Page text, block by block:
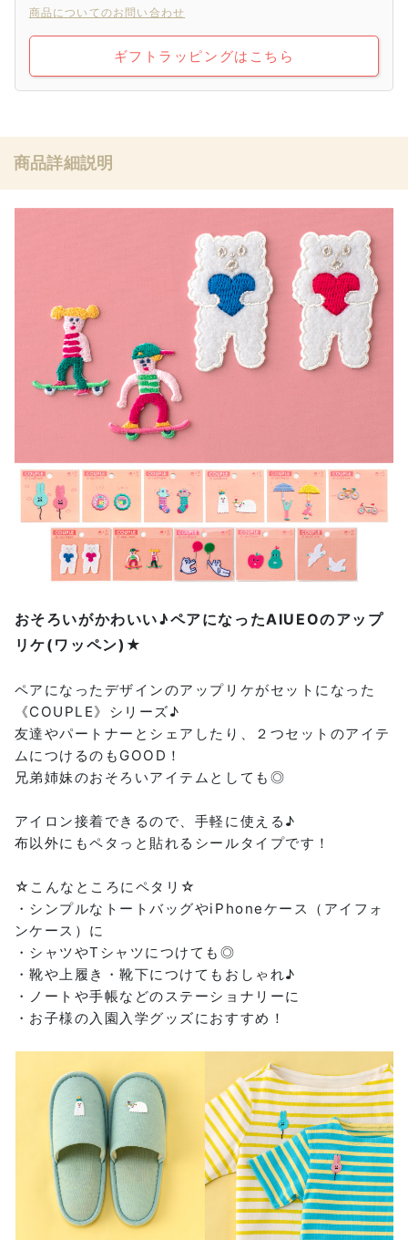
商品についてのお問い合わせ
ギフトラッピングはこちら
商品詳細説明
おそろいがかわいい♪ペアになったAIUEOのアップ
リケ(ワッペン)★
ペアになったデザインのアップリケがセットになった
《COUPLE》シリーズ♪
友達やパートナーとシェアしたり、２つセットのアイテ
ムにつけるのもGOOD！
兄弟姉妹のおそろいアイテムとしても◎
アイロン接着できるので、手軽に使える♪
布以外にもペタっと貼れるシールタイプです！
☆こんなところにペタリ☆
・シンプルなトートバッグやiPhoneケース（アイフォ
ンケース）に
・シャツやTシャツにつけても◎
・靴や上履き・靴下につけてもおしゃれ♪
・ノートや手帳などのステーショナリーに
・お子様の入園入学グッズにおすすめ！